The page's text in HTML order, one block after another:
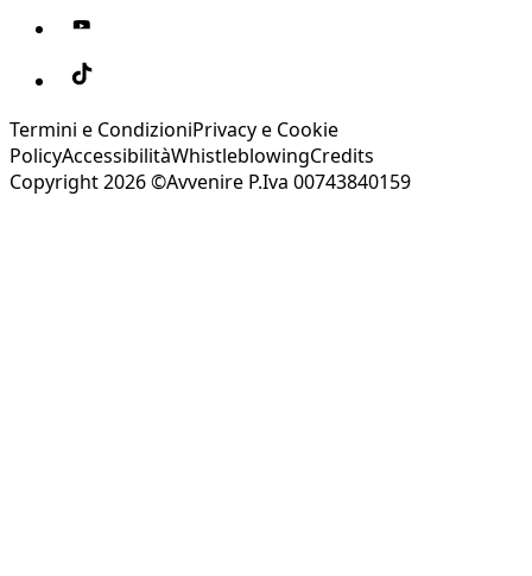
Termini e CondizioniPrivacy e Cookie
PolicyAccessibilitàWhistleblowingCredits
Copyright 2026 ©Avvenire P.Iva 00743840159